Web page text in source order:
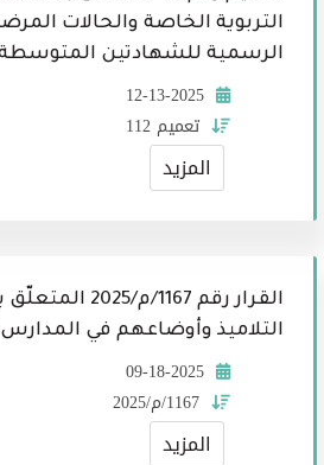
التربوية الخاصة والحالات
الرسمية للشهادتين المتوسطة
12-13-2025
تعميم 112
المزيد
القرار رقم 1167/م/
التلاميذ وأوضاعهم في المدارس
09-18-2025
1167/م/2025
المزيد